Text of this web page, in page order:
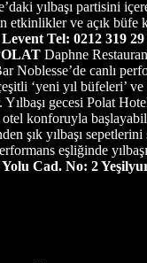
yılbaşı partisini
etkinlikler ve açık büfe
Tel: 0212 319 29
Daphne
Noblesse’de canlı
‘yeni yıl büfeleri’
gecesi Polat
konforuyla
şık yılbaşı
eşliğinde
Cad. No: 2